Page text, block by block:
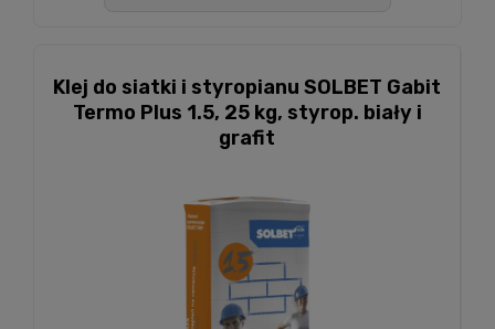
Klej do siatki i styropianu SOLBET Gabit
Termo Plus 1.5, 25 kg, styrop. biały i
grafit